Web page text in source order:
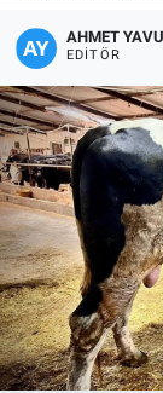
AHMET
EDITÖR